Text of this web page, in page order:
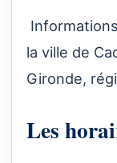
la ville de
Gironde,
Les